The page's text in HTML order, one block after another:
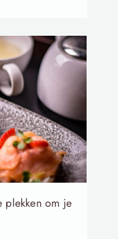
plekken om je